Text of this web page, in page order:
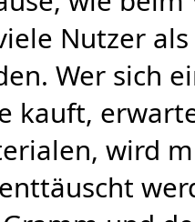
Nutzer
Wer sich
kauft,
wird